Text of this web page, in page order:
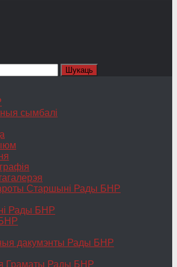
сымбалі
Старшыні Рады БНР
Рады БНР
дакумэнты Рады БНР
Граматы Рады БНР